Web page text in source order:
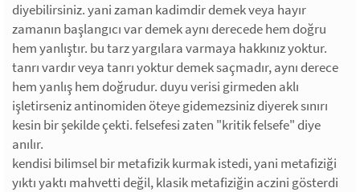
diyebilirsiniz. yani zaman kadimdir demek veya hayır
zamanın başlangıcı var demek aynı derecede hem doğru
hem yanlıştır. bu tarz yargılara varmaya hakkınız yoktur.
tanrı vardır veya tanrı yoktur demek saçmadır, aynı derece
hem yanlış hem doğrudur. duyu verisi girmeden aklı
işletirseniz antinomiden öteye gidemezsiniz diyerek sınırı
kesin bir şekilde çekti. felsefesi zaten "kritik felsefe" diye
anılır.
kendisi bilimsel bir metafizik kurmak istedi, yani metafiziği
yıktı yaktı mahvetti değil, klasik metafiziğin aczini gösterdi